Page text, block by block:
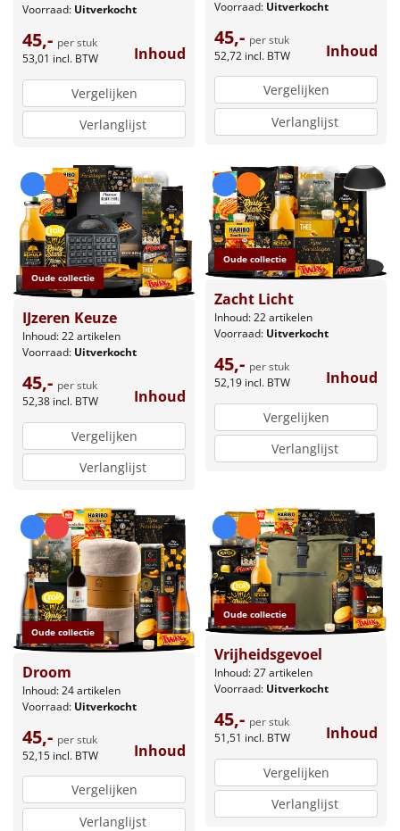
Voorraad: Uitverkocht
45,- per stuk
53,01 incl. BTW Inhoud
Vergelijken
Verlanglijst
Voorraad: Uitverkocht
45,- per stuk
52,72 incl. BTW Inhoud
Vergelijken
Verlanglijst
Oude collectie
IJzeren Keuze
Inhoud: 22 artikelen
Voorraad: Uitverkocht
45,- per stuk
52,38 incl. BTW Inhoud
Vergelijken
Verlanglijst
Oude collectie
Zacht Licht
Inhoud: 22 artikelen
Voorraad: Uitverkocht
45,- per stuk
52,19 incl. BTW Inhoud
Vergelijken
Verlanglijst
Oude collectie
Droom
Inhoud: 24 artikelen
Voorraad: Uitverkocht
45,- per stuk
52,15 incl. BTW Inhoud
Vergelijken
Verlanglijst
Oude collectie
Vrijheidsgevoel
Inhoud: 27 artikelen
Voorraad: Uitverkocht
45,- per stuk
51,51 incl. BTW Inhoud
Vergelijken
Verlanglijst